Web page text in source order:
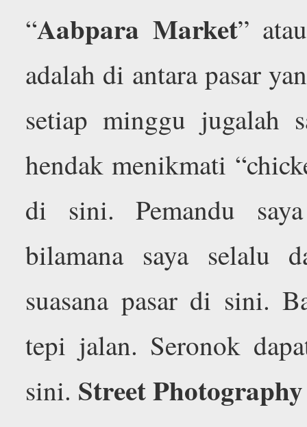
“Aabpara Market”
adalah di antara pasar
setiap minggu jugalah
hendak menikmati
di sini. Pemandu
bilamana saya selalu
suasana pasar di sini.
tepi jalan. Seronok
sini. Street Photography